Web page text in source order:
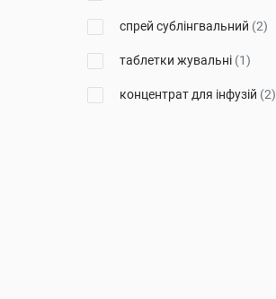
спрей сублінгвальний (2)
таблетки жувальні (1)
концентрат для інфузій (2)